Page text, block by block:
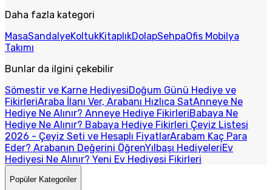
Daha fazla kategori
MasaSandalyeKoltukKitaplıkDolapSehpaOfis Mobilya
Takımı
Bunlar da ilgini çekebilir
Sömestir ve Karne HediyesiDoğum Günü Hediye ve
FikirleriAraba İlanı Ver, Arabanı Hızlıca SatAnneye Ne
Hediye Ne Alınır? Anneye Hediye FikirleriBabaya Ne
Hediye Ne Alınır? Babaya Hediye Fikirleri Çeyiz Listesi
2026 - Çeyiz Seti ve Hesaplı FiyatlarArabam Kaç Para
Eder? Arabanın Değerini ÖğrenYılbaşı HediyeleriEv
Hediyesi Ne Alınır? Yeni Ev Hediyesi Fikirleri
Popüler Kategoriler